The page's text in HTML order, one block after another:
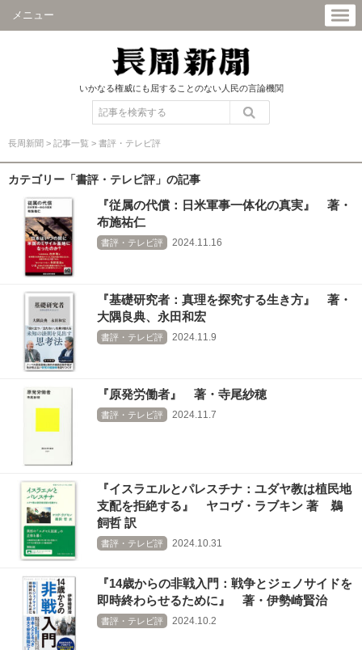
メニュー
いかなる権威にも屈することのない人民の言論機関
長周新聞 > 記事一覧 > 書評・テレビ評
カテゴリー「書評・テレビ評」の記事
『従属の代償：日米軍事一体化の真実』 著・
布施祐仁
書評・テレビ評 2024.11.16
『基礎研究者：真理を探究する生き方』 著・
大隅良典、永田和宏
書評・テレビ評 2024.11.9
『原発労働者』 著・寺尾紗穂
書評・テレビ評 2024.11.7
『イスラエルとパレスチナ：ユダヤ教は植民地
支配を拒絶する』 ヤコヴ・ラブキン 著 鵜
飼哲 訳
書評・テレビ評 2024.10.31
『14歳からの非戦入門：戦争とジェノサイドを
即時終わらせるために』 著・伊勢崎賢治
書評・テレビ評 2024.10.2